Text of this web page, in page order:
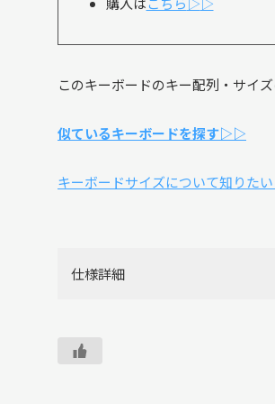
このキーボードのキー配列・サイ
似ているキーボードを探す▷▷
キーボードサイズについて知りた
仕様詳細